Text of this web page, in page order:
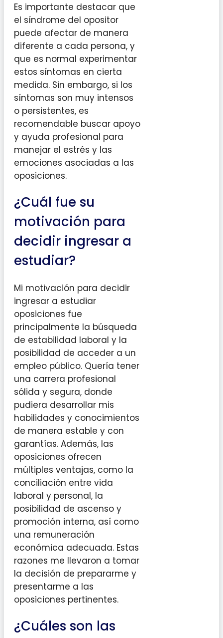
Es importante destacar que
el síndrome del opositor
puede afectar de manera
diferente a cada persona, y
que es normal experimentar
estos síntomas en cierta
medida. Sin embargo, si los
síntomas son muy intensos
o persistentes, es
recomendable buscar apoyo
y ayuda profesional para
manejar el estrés y las
emociones asociadas a las
oposiciones.
¿Cuál fue su
motivación para
decidir ingresar a
estudiar?
Mi motivación para decidir
ingresar a estudiar
oposiciones fue
principalmente la búsqueda
de estabilidad laboral y la
posibilidad de acceder a un
empleo público. Quería tener
una carrera profesional
sólida y segura, donde
pudiera desarrollar mis
habilidades y conocimientos
de manera estable y con
garantías. Además, las
oposiciones ofrecen
múltiples ventajas, como la
conciliación entre vida
laboral y personal, la
posibilidad de ascenso y
promoción interna, así como
una remuneración
económica adecuada. Estas
razones me llevaron a tomar
la decisión de prepararme y
presentarme a las
oposiciones pertinentes.
¿Cuáles son las